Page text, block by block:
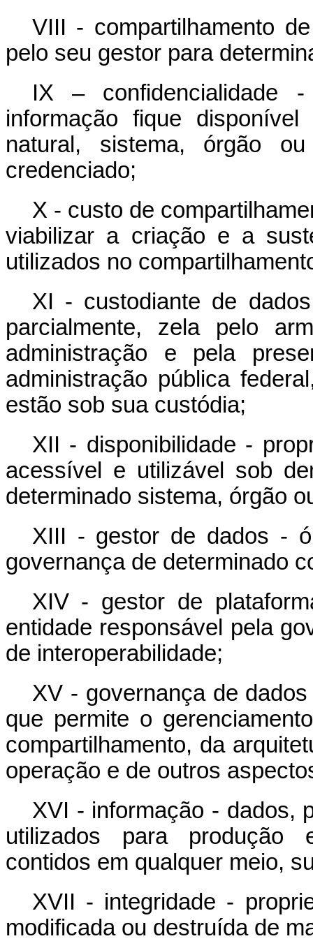
VIII - compartilhamento
pelo seu gestor para
IX – confidencialidade
informação fique
natural, sistema, órgão
credenciado;
X - custo de
viabilizar a criação e a
utilizados no
XI - custodiante de
parcialmente, zela pelo
administração e pela
administração pública
estão sob sua custódia;
XII - disponibilidade -
acessível e utilizável sob
determinado sistema, órgão
XIII - gestor de dados -
governança de determinado
XIV - gestor de
entidade responsável pela
de interoperabilidade;
XV - governança de
que permite o
compartilhamento, da
operação e de outros
XVI - informação - dados,
utilizados para produção
contidos em qualquer meio,
XVII - integridade -
modificada ou destruída de